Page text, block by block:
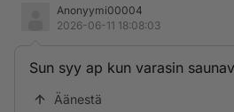
Anonyymi00004
2026-06-11 18:08:03
Sun syy ap kun varasin
Äänestä